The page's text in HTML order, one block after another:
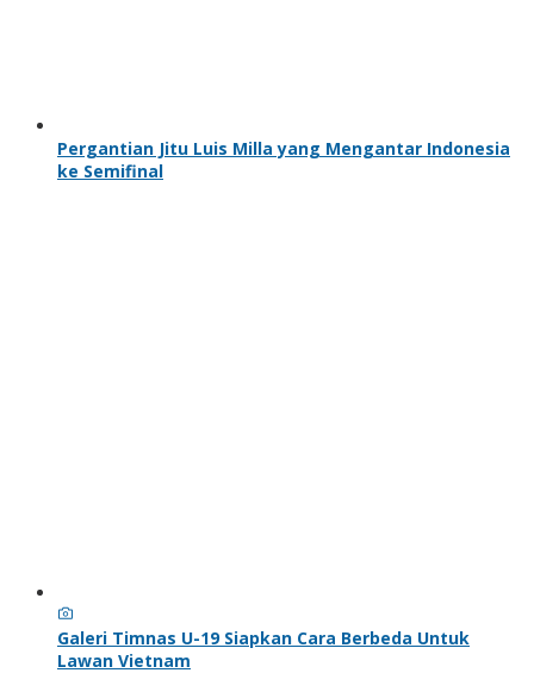
Pergantian Jitu Luis Milla yang Mengantar Indonesia
ke Semifinal
Galeri Timnas U-19 Siapkan Cara Berbeda Untuk
Lawan Vietnam